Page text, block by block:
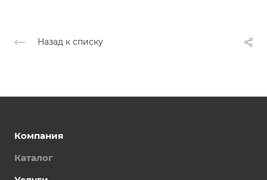
Назад к списку
Компания
Каталог